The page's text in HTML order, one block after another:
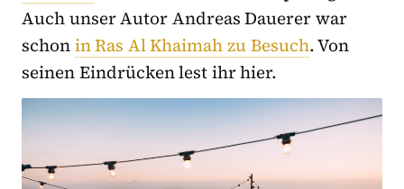
Auch unser Autor Andreas Dauerer war
schonin Ras Al Khaimah zu Besuch. Von
seinen Eindrücken lest ihr hier.